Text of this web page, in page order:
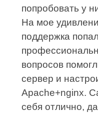
попробовать у
На мое
поддержка
вопросов
сервер и
Apache+nginx.
себя отлично,